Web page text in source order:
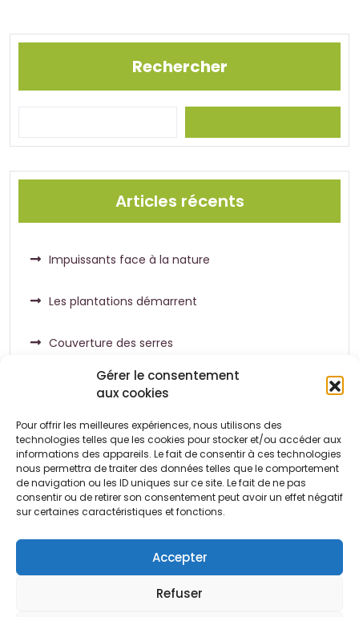
Gérer le consentement
aux cookies
Pour offrir les meilleures expériences, nous utilisons des
technologies telles que les cookies pour stocker et/ou accéder aux
informations des appareils. Le fait de consentir à ces technologies
nous permettra de traiter des données telles que le comportement
de navigation ou les ID uniques sur ce site. Le fait de ne pas
consentir ou de retirer son consentement peut avoir un effet négatif
sur certaines caractéristiques et fonctions.
Accepter
Refuser
Rechercher
Articles récents
Impuissants face à la nature
Les plantations démarrent
Couverture des serres
Commentaires récents
Aucun commentaire à afficher.